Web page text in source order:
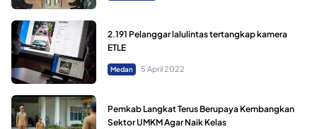
2.191 Pelanggar lalulintas tertangkap kamera
ETLE
Medan 5 April 2022
Pemkab Langkat Terus Berupaya Kembangkan
Sektor UMKM Agar Naik Kelas